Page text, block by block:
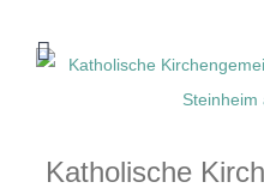
Inhalt
Katholische